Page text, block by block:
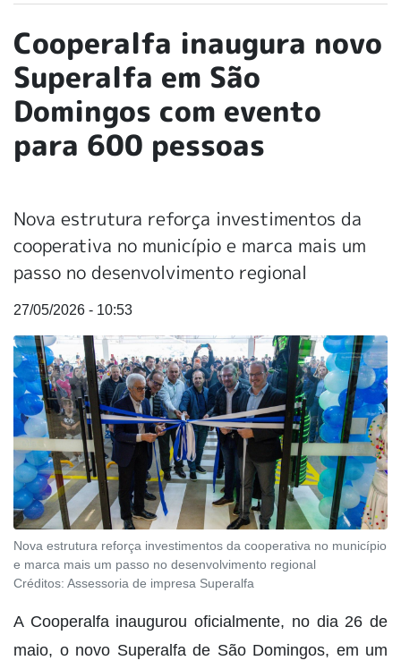
Cooperalfa inaugura novo
Superalfa em São
Domingos com evento
para 600 pessoas
Nova estrutura reforça investimentos da
cooperativa no município e marca mais um
passo no desenvolvimento regional
27/05/2026 - 10:53
Nova estrutura reforça investimentos da cooperativa no município
e marca mais um passo no desenvolvimento regional
Créditos: Assessoria de impresa Superalfa
A Cooperalfa inaugurou oficialmente, no dia 26 de
maio, o novo Superalfa de São Domingos, em um